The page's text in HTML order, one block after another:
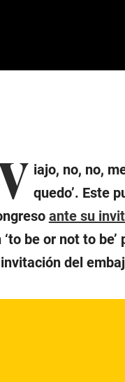
iajo, no, no,
quedo’. Este
ante su
‘to be or not to
del